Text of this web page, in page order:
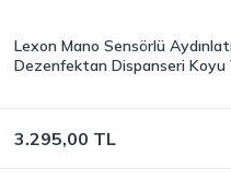
Lexon Mano Sensörlü
Dezenfektan Dispanseri Koyu
3.295,00 TL